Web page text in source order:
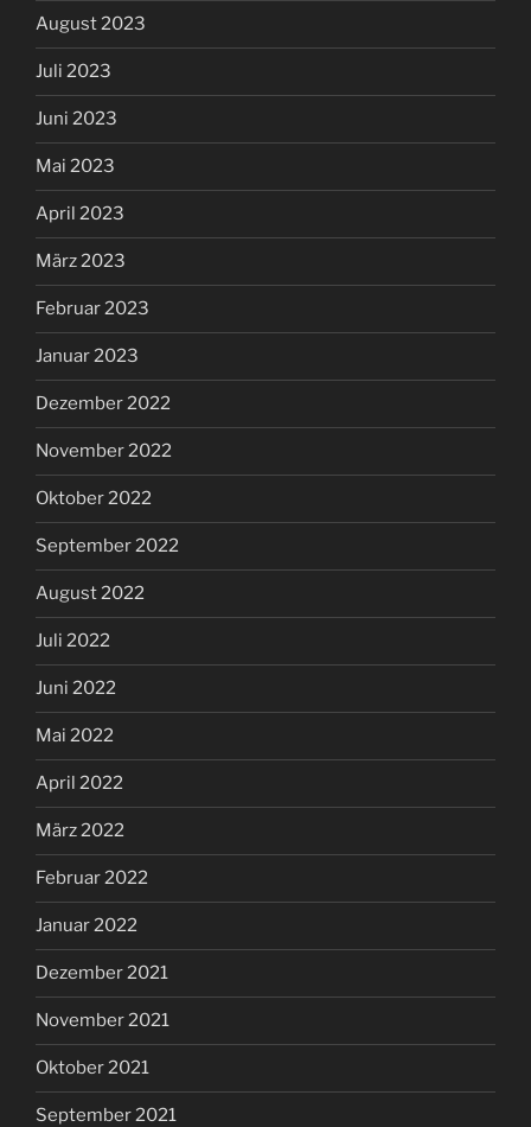
August 2023
Juli 2023
Juni 2023
Mai 2023
April 2023
März 2023
Februar 2023
Januar 2023
Dezember 2022
November 2022
Oktober 2022
September 2022
August 2022
Juli 2022
Juni 2022
Mai 2022
April 2022
März 2022
Februar 2022
Januar 2022
Dezember 2021
November 2021
Oktober 2021
September 2021